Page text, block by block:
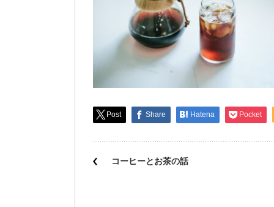
Post Share Hatena Pocket
コーヒーとお茶の話